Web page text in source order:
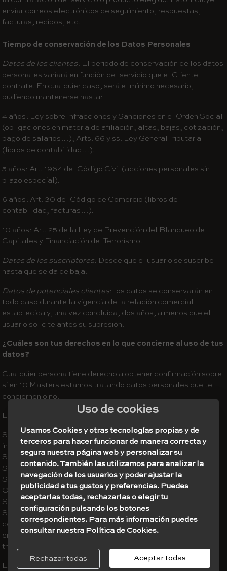
enviar correos electrónicos de seguimiento, respuestas,
facturas, recibos, etc.
Tiempo de conservación de los Datos Personales
Datos de los clientes: El periodo de conservación de los datos
personales variará en función del servicio que el Cliente
contrate. En cualquier caso, será el mínimo necesario,
pudiendo mantenerse hasta:
4 años: Ley sobre Infracciones y Sanciones en el Orden Social
(obligaciones en materia de afiliación, altas, bajas, cotización,
pago de salarios…); Arts. 66 y ss. Ley General Tributaria
(libros de contabilidad…).
5 años: Art. 1964 del Código Civil (acciones personales sin
plazo especial).
6 años: Art. 30 del Código de Comercio (libros de
contabilidad, facturas…).
10 años: Art. 25 de la Ley de Prevención del Blanqueo de
Capitales y Financiación del Terrorismo.
Datos de los suscriptores: Desde que el usuario se suscribe
hasta que se da de baja.
Datos de potenciales clientes: los datos se conservarán en
todo caso durante la vigencia de la relación comercial
establecida y, una vez concluida, dos años, a menos que el
usuario solicite antes su supresión.
¿Cuáles son tus derechos en lo que concierne al uso de tus
datos?
Cualquier persona tiene derecho a obtener confirmación sobre
si en 10 Masters estamos tratando datos personales que te
conciernen o no.
Las personas interesadas tienen derecho a:
Solicitar el acceso a los datos personales relativos al
interesado.
Solicitar su rectificación o supresión.
Solicitar su cancelación.
Solicitar la limitación de su tratamiento.
Oponerse al tratamiento.
Solicitar la portabilidad de los datos.
Si has otorgado tu consentimiento para alguna finalidad
concreta, tienes derecho a retirar el consentimiento otorgado
en cualquier momento, sin que ello afecte a la licitud del
tratamiento basado en el consentimiento previo a tu retirada.
En caso de que sientas vulnerados tus derechos en lo
Uso de cookies
Usamos Cookies y otras tecnologías propias y de
terceros para hacer funcionar de manera correcta y
segura nuestra página web y personalizar su
contenido. También las utilizamos para analizar la
navegación de los usuarios y poder ajustar la
publicidad a tus gustos y preferencias. Puedes
aceptarlas todas, rechazarlas o elegir tu
configuración pulsando los botones
correspondientes. Para más información puedes
consultar nuestra Política de Cookies.
Rechazar todas Aceptar todas